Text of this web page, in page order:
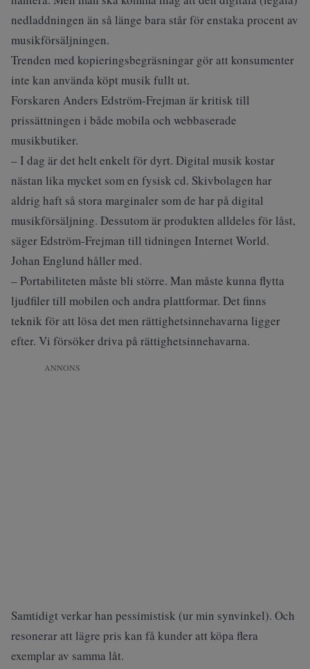
nedladdningen än så länge bara står för enstaka procent av
musikförsäljningen.
Trenden med kopieringsbegräsningar gör att konsumenter
inte kan använda köpt musik fullt ut.
Forskaren Anders Edström-Frejman är kritisk till
prissättningen i både mobila och webbaserade
musikbutiker.
– I dag är det helt enkelt för dyrt. Digital musik kostar
nästan lika mycket som en fysisk cd. Skivbolagen har
aldrig haft så stora marginaler som de har på digital
musikförsäljning. Dessutom är produkten alldeles för låst,
säger Edström-Frejman till tidningen Internet World.
Johan Englund håller med.
– Portabiliteten måste bli större. Man måste kunna flytta
ljudfiler till mobilen och andra plattformar. Det finns
teknik för att lösa det men rättighetsinnehavarna ligger
efter. Vi försöker driva på rättighetsinnehavarna.
ANNONS
Samtidigt verkar han pessimistisk (ur min synvinkel). Och
resonerar att lägre pris kan få kunder att köpa flera
exemplar av samma låt.